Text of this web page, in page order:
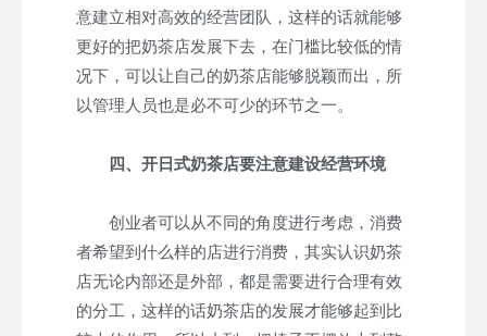
意建立相对高效的经营团队，这样的话就能够
更好的把奶茶店发展下去，在门槛比较低的情
况下，可以让自己的奶茶店能够脱颖而出，所
以管理人员也是必不可少的环节之一。
四、开日式奶茶店要注意建设经营环境
创业者可以从不同的角度进行考虑，消费
者希望到什么样的店进行消费，其实认识奶茶
店无论内部还是外部，都是需要进行合理有效
的分工，这样的话奶茶店的发展才能够起到比